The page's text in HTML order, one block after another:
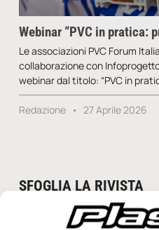
Webinar “PVC in pratica:
Le associazioni PVC Forum
collaborazione con
webinar dal titolo: “PVC in
Redazione 27 Aprile 2026
SFOGLIA LA RIVISTA